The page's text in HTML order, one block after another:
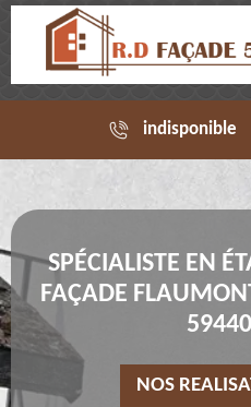
indisponible
SPÉCIALISTE EN
FAÇADE
59440
NOS